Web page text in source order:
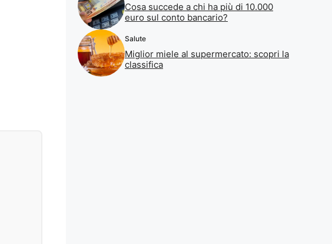
Cosa succede a chi ha più di 10.000
euro sul conto bancario?
Salute
Miglior miele al supermercato: scopri la
classifica